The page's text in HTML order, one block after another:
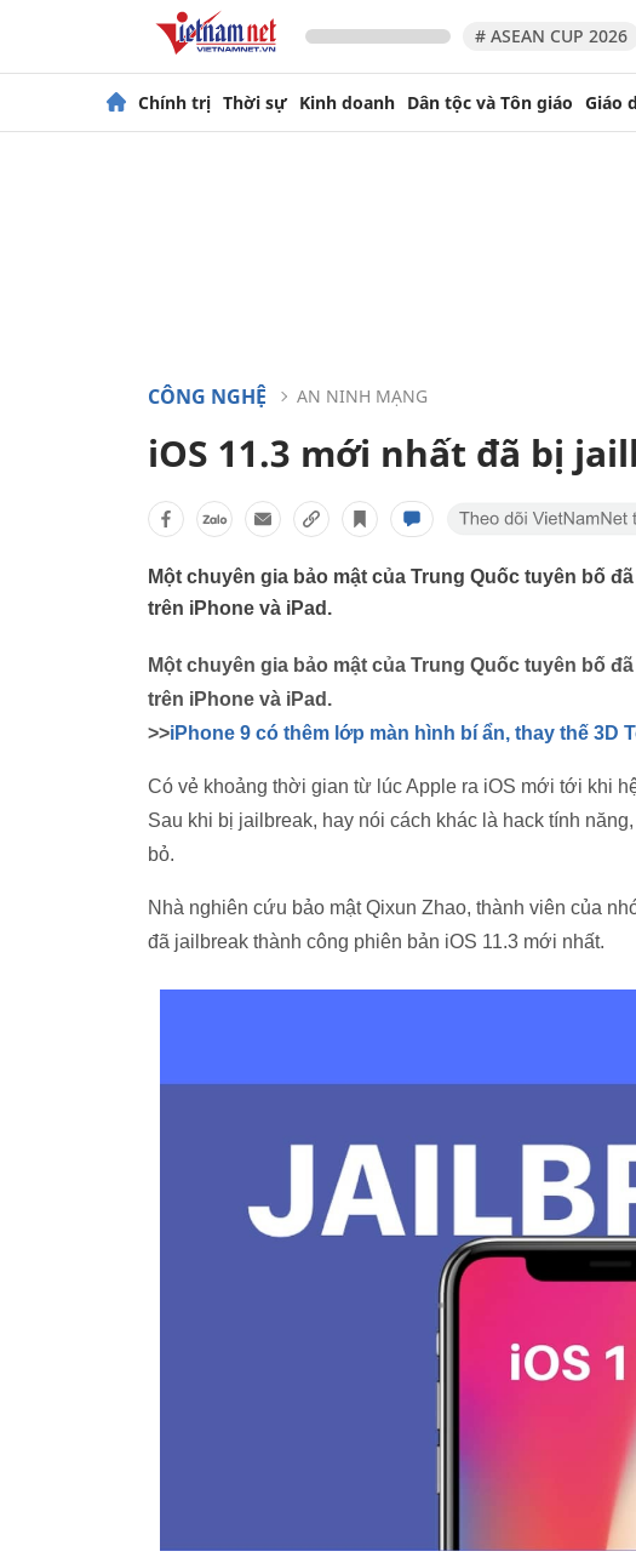
# ASEAN CUP 2026
Chính trị Thời sự Kinh doanh Dân tộc và Tôn giáo Giáo
CÔNG NGHỆ AN NINH MẠNG
iOS 11.3 mới nhất đã bị
Một chuyên gia bảo mật của Trung Quốc tuyên bố
trên iPhone và iPad.
Một chuyên gia bảo mật của Trung Quốc tuyên bố
trên iPhone và iPad.
>>iPhone 9 có thêm lớp màn hình bí ẩn, thay thế 3D
Có vẻ khoảng thời gian từ lúc Apple ra iOS mới tới khi
Sau khi bị jailbreak, hay nói cách khác là hack tính
bỏ.
Nhà nghiên cứu bảo mật Qixun Zhao, thành viên của
đã jailbreak thành công phiên bản iOS 11.3 mới nhất.